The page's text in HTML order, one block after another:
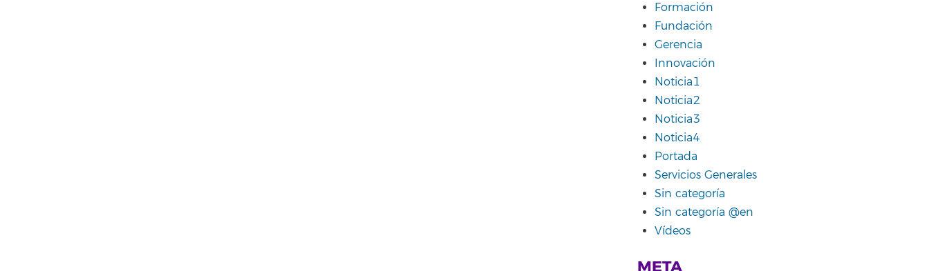
Formación
Fundación
Gerencia
Innovación
Noticia1
Noticia2
Noticia3
Noticia4
Portada
Servicios Generales
Sin categoría
Sin categoría @en
Vídeos
META